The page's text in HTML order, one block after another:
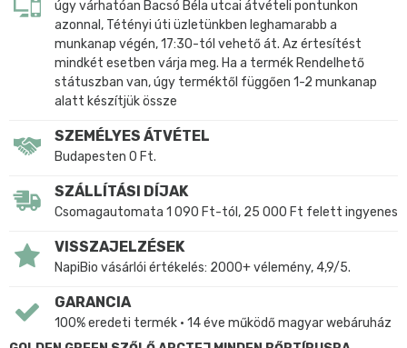
úgy várhatóan Bacsó Béla utcai átvételi pontunkon
azonnal, Tétényi úti üzletünkben leghamarabb a
munkanap végén, 17:30-tól vehető át. Az értesítést
mindkét esetben várja meg. Ha a termék Rendelhető
státuszban van, úgy terméktől függően 1-2 munkanap
alatt készítjük össze
SZEMÉLYES ÁTVÉTEL
Budapesten 0 Ft.
SZÁLLÍTÁSI DÍJAK
Csomagautomata 1 090 Ft-tól, 25 000 Ft felett ingyenes
VISSZAJELZÉSEK
NapiBio vásárlói értékelés: 2000+ vélemény, 4,9/5.
GARANCIA
100% eredeti termék • 14 éve működő magyar webáruház